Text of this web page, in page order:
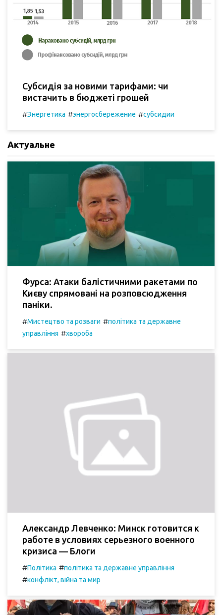
Субсидія за новими тарифами: чи
вистачить в бюджеті грошей
#Энергетика #энергосбережение #субсидии
Актуальне
Фурса: Атаки балістичними ракетами по
Києву спрямовані на розповсюдження
паніки.
#Мистецтво та розваги #політика та державне
управління #хвороба
Александр Левченко: Минск готовится к
работе в условиях серьезного военного
кризиса — Блоги
#Політика #політика та державне управління
#конфлікт, війна та мир